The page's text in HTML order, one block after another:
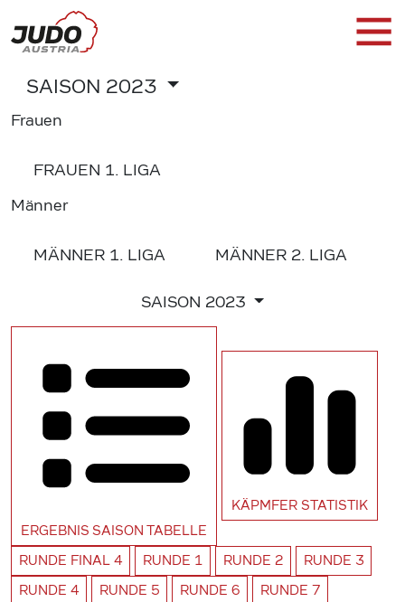
SAISON 2023
Frauen
FRAUEN 1. LIGA
Männer
MÄNNER 1. LIGA MÄNNER 2. LIGA
SAISON 2023
ERGEBNIS SAISON TABELLE
KÄPMFER STATISTIK
RUNDE FINAL 4 RUNDE 1 RUNDE 2 RUNDE 3
RUNDE 4 RUNDE 5 RUNDE 6 RUNDE 7